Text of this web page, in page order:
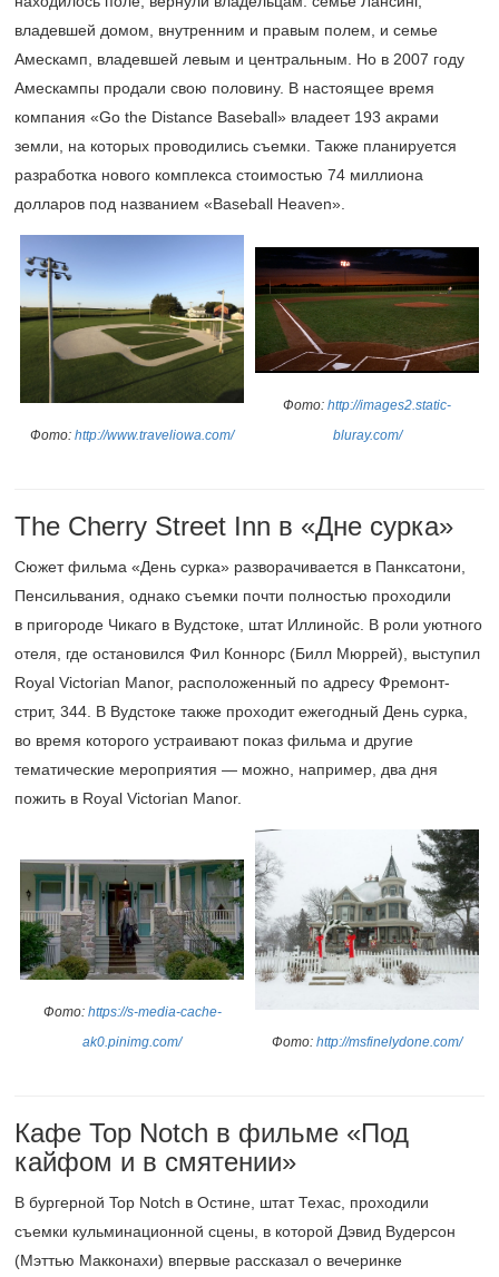
владевшей домом, внутренним и правым полем, и семье
Амескамп, владевшей левым и центральным. Но в 2007 году
Амескампы продали свою половину. В настоящее время
компания «Go the Distance Baseball» владеет 193 акрами
земли, на которых проводились съемки. Также планируется
разработка нового комплекса стоимостью 74 миллиона
долларов под названием «Baseball Heaven».
Фото: http://www.traveliowa.com/
Фото: http://images2.static-
bluray.com/
The Cherry Street Inn в «Дне сурка»
Сюжет фильма «День сурка» разворачивается в Панксатони,
Пенсильвания, однако съемки почти полностью проходили
в пригороде Чикаго в Вудстоке, штат Иллинойс. В роли уютного
отеля, где остановился Фил Коннорс (Билл Мюррей), выступил
Royal Victorian Manor, расположенный по адресу Фремонт-
стрит, 344. В Вудстоке также проходит ежегодный День сурка,
во время которого устраивают показ фильма и другие
тематические мероприятия — можно, например, два дня
пожить в Royal Victorian Manor.
Фото: https://s-media-cache-
ak0.pinimg.com/
Фото: http://msfinelydone.com/
Кафе Top Notch в фильме «Под
кайфом и в смятении»
В бургерной Top Notch в Остине, штат Техас, проходили
съемки кульминационной сцены, в которой Дэвид Вудерсон
(Мэттью Макконахи) впервые рассказал о вечеринке